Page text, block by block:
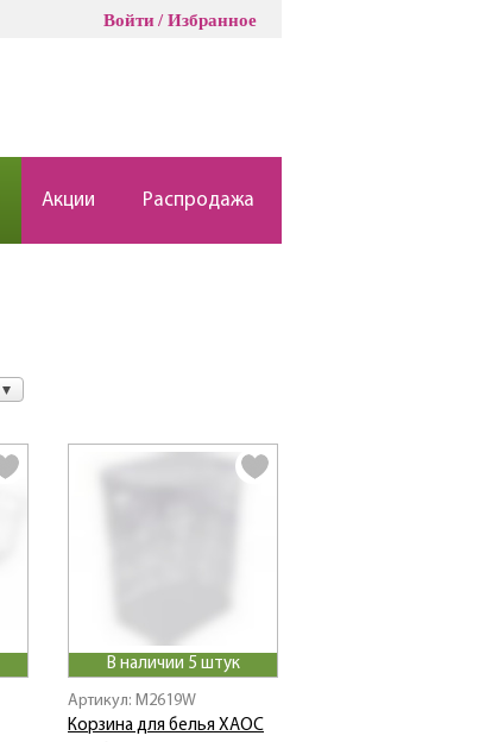
Войти Избранное
Акции Распродажа
В наличии 5 штук
Артикул: M2619W
Корзина для белья ХАОС